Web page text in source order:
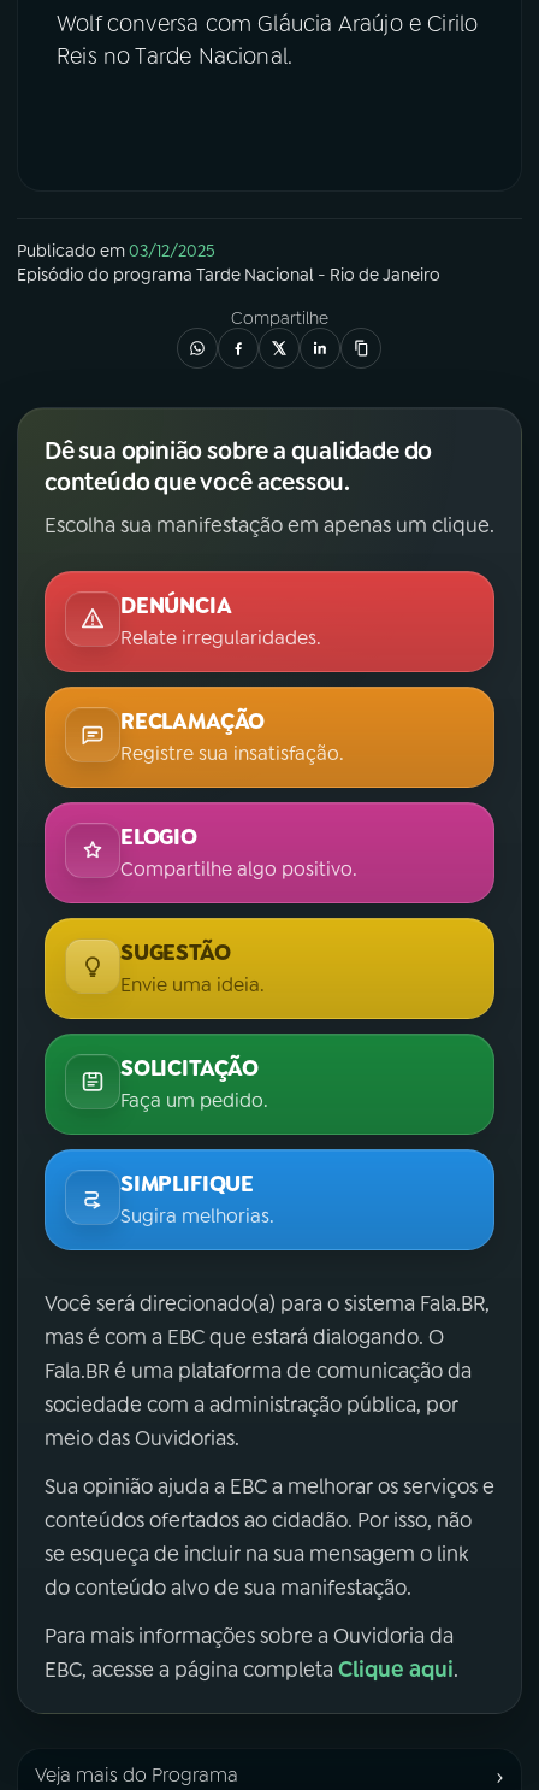
Wolf conversa com Gláucia Araújo e Cirilo
Reis no Tarde Nacional.
Publicado em03/12/2025
Episódio do programa Tarde Nacional - Rio de Janeiro
Compartilhe
Dê sua opinião sobre a qualidade do
conteúdo que você acessou.
Escolha sua manifestação em apenas um clique.
DENÚNCIA
Relate irregularidades.
RECLAMAÇÃO
Registre sua insatisfação.
ELOGIO
Compartilhe algo positivo.
SUGESTÃO
Envie uma ideia.
SOLICITAÇÃO
Faça um pedido.
SIMPLIFIQUE
Sugira melhorias.
Você será direcionado(a) para o sistema Fala.BR,
mas é com a EBC que estará dialogando. O
Fala.BR é uma plataforma de comunicação da
sociedade com a administração pública, por
meio das Ouvidorias.
Sua opinião ajuda a EBC a melhorar os serviços e
conteúdos ofertados ao cidadão. Por isso, não
se esqueça de incluir na sua mensagem o link
do conteúdo alvo de sua manifestação.
Para mais informações sobre a Ouvidoria da
EBC, acesse a página completa Clique aqui.
Veja mais do Programa ›